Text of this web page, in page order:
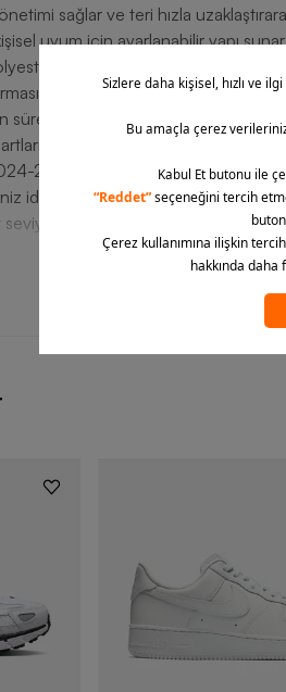
sağlar ve teri hızla
uyum için ayarlanabilir yapı
ile çevre dostu bir üretim
takımınıza olan sadakatinizi
rahatlık sunar.
uygun olarak üretilmiştir.
2025 İç Saha Şort, hem
ideal bir parçadır. Siz de
seviyeye çıkarabilir, aynı zamanda
Tümünü göster